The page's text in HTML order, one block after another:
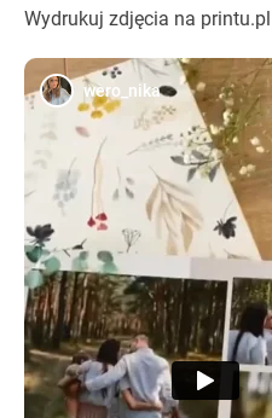
Wydrukuj zdjęcia na printu.pl
wero_nika